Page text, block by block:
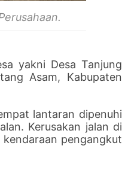
yakni Desa Tanjung
Asam, Kabupaten
lantaran dipenuhi
Kerusakan jalan di
pengangkut